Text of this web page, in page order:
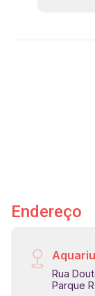
Som
varanda
paredes -
Hobby
Endereço
Rua
Parque